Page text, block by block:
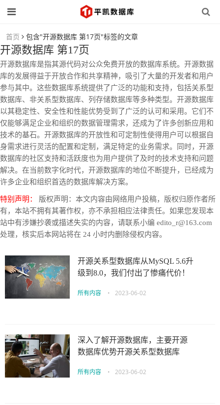
首页 包含"开源数据库 第17页"标签的文章
开源数据库 第17页
开源数据库是指其源代码对公众免费开放的数据库系统。开源数据
库的发展得益于开放合作和共享精神，吸引了大量的开发者和用户
参与其中。这些数据库系统提供了广泛的功能和支持，包括关系型
数据库、非关系型数据库、列存储数据库等多种类型。开源数据库
以其稳定性、安全性和性能优势受到了广泛的认可和采用。它们不
仅能够满足企业和组织的数据管理需求，还成为了许多创新应用和
技术的基石。开源数据库的开放性和可定制性使得用户可以根据自
身需求进行灵活的配置和定制，满足特定的业务需求。同时，开源
数据库的社区支持和活跃度也为用户提供了及时的技术支持和问题
解决。在当前数字化时代，开源数据库的地位不断提升，已经成为
许多企业和组织首选的数据库解决方案。
特别声明：
版权声明：本文内容由网络用户投稿，版权归原作者所
有，本站不拥有其著作权，亦不承担相应法律责任。如果您发现本
站中有涉嫌抄袭或描述失实的内容，请联系小编 edito_r@163.com
处理，核实后本网站将在 24 小时内删除侵权内容。
开源关系型数据库从MySQL 5.6升
级到8.0，我们付出了惨痛代价！
所有内容 • 2023-06-02
深入了解开源数据库，主要开源
数据库优势开源关系型数据库
所有内容 • 2023-06-02